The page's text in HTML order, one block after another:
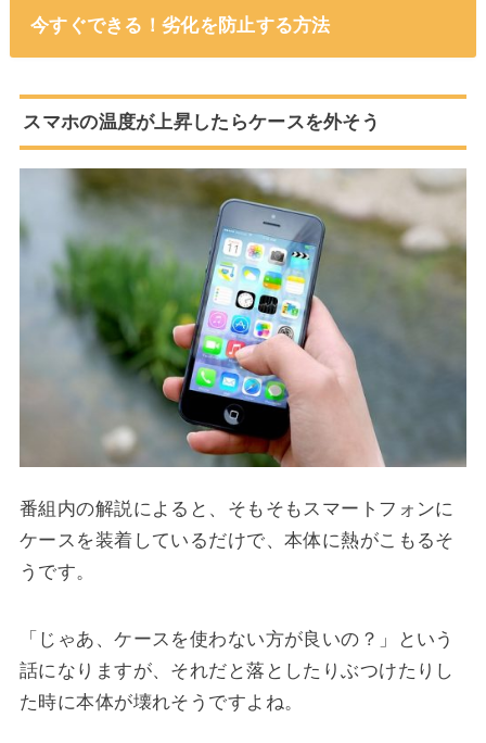
今すぐできる！劣化を防止する方法
スマホの温度が上昇したらケースを外そう
番組内の解説によると、そもそもスマートフォンに
ケースを装着しているだけで、本体に熱がこもるそ
うです。
「じゃあ、ケースを使わない方が良いの？」という
話になりますが、それだと落としたりぶつけたりし
た時に本体が壊れそうですよね。